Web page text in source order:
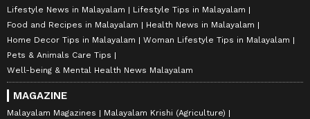
Lifestyle News in Malayalam
Lifestyle Tips in Malayalam
Food and Recipes in Malayalam
Health News in Malayalam
Home Decor Tips in Malayalam
Woman Lifestyle Tips in Malayalam
Pets & Animals Care Tips
Well-being & Mental Health News Malayalam
MAGAZINE
Malayalam Magazines
Malayalam Krishi (Agriculture)